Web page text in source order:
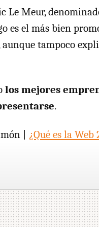
Le Meur,
es el más bien
tampoco
los mejores
.
| ¿Qué es la Web